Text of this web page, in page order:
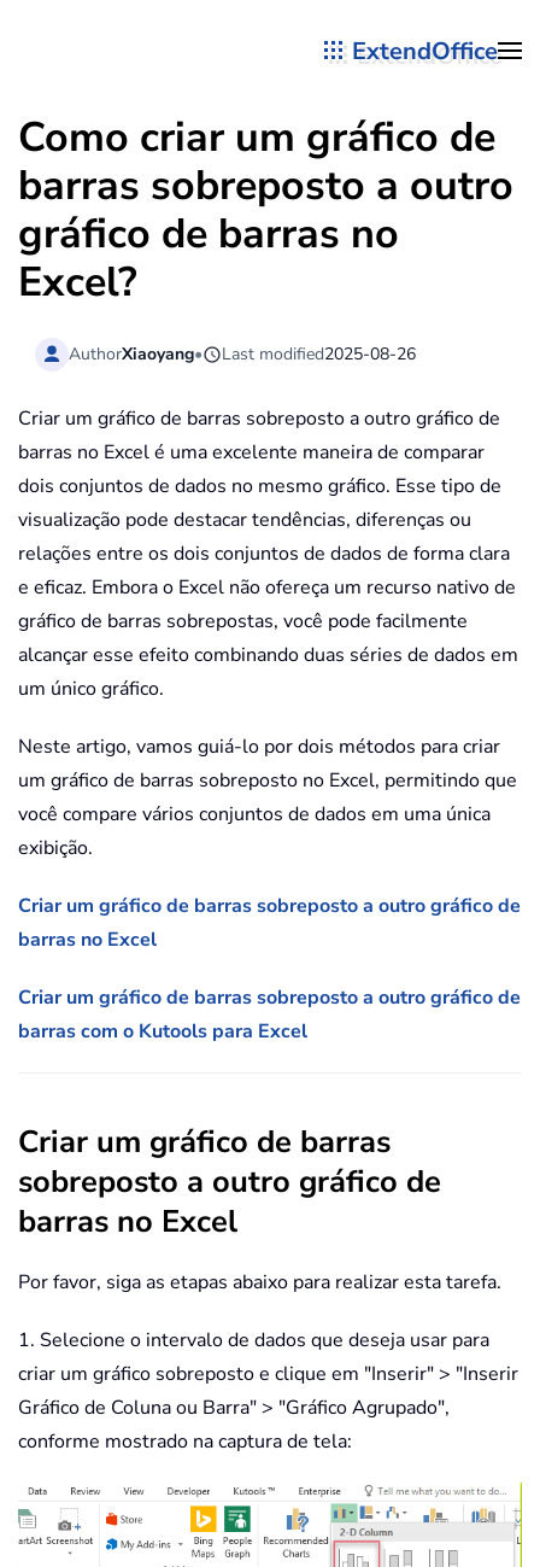
ExtendOffice
Como criar um gráfico de
barras sobreposto a outro
gráfico de barras no
Excel?
AuthorXiaoyang• Last modified2025-08-26
Criar um gráfico de barras sobreposto a outro gráfico de
barras no Excel é uma excelente maneira de comparar
dois conjuntos de dados no mesmo gráfico. Esse tipo de
visualização pode destacar tendências, diferenças ou
relações entre os dois conjuntos de dados de forma clara
e eficaz. Embora o Excel não ofereça um recurso nativo de
gráfico de barras sobrepostas, você pode facilmente
alcançar esse efeito combinando duas séries de dados em
um único gráfico.
Neste artigo, vamos guiá-lo por dois métodos para criar
um gráfico de barras sobreposto no Excel, permitindo que
você compare vários conjuntos de dados em uma única
exibição.
Criar um gráfico de barras sobreposto a outro gráfico de
barras no Excel
Criar um gráfico de barras sobreposto a outro gráfico de
barras com o Kutools para Excel
Criar um gráfico de barras
sobreposto a outro gráfico de
barras no Excel
Por favor, siga as etapas abaixo para realizar esta tarefa.
1. Selecione o intervalo de dados que deseja usar para
criar um gráfico sobreposto e clique em "Inserir" > "Inserir
Gráfico de Coluna ou Barra" > "Gráfico Agrupado",
conforme mostrado na captura de tela: